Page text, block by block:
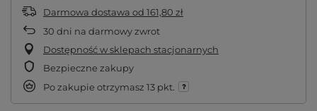
Darmowa dostawa od 161,80 zł
30 dni na darmowy zwrot
Dostępność w sklepach stacjonarnych
Bezpieczne zakupy
Po zakupie otrzymasz 13 pkt.